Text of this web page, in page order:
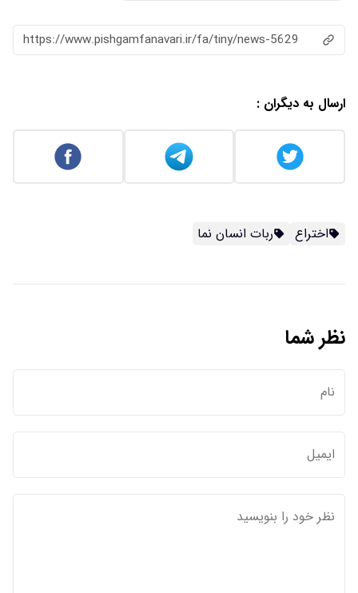
https://www.pishgamfanavari.ir/fa/tiny/news-5629
ارسال به دیگران :
اختراع ربات انسان نما
نظر شما